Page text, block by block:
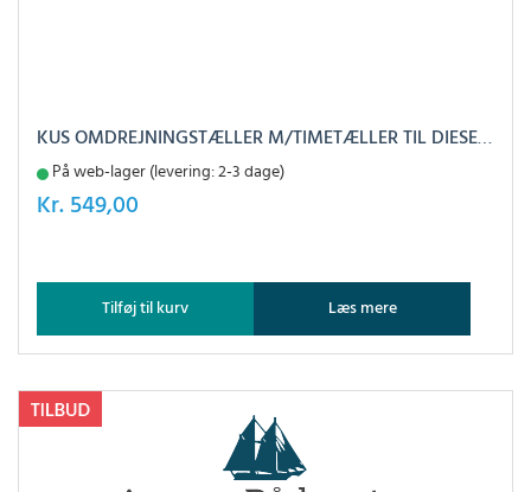
KUS OMDREJNINGSTÆLLER M/TIMETÆLLER TIL DIESEL SORT, 0-4000
På web-lager (levering: 2-3 dage)
Kr. 549,00
Tilføj til kurv Læs mere